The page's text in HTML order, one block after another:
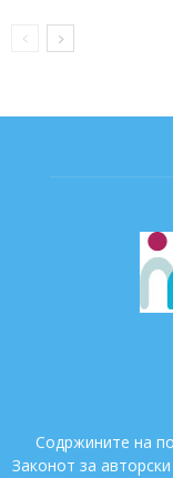
Содржините на
Законот за